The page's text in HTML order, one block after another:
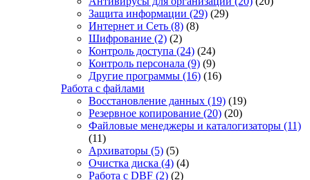
Защита информации (29) (29)
Интернет и Сеть (8) (8)
Шифрование (2) (2)
Контроль доступа (24) (24)
Контроль персонала (9) (9)
Другие программы (16) (16)
Работа с файлами
Восстановление данных (19) (19)
Резервное копирование (20) (20)
Файловые менеджеры и каталогизаторы (11)
(11)
Архиваторы (5) (5)
Очистка диска (4) (4)
Работа с DBF (2) (2)